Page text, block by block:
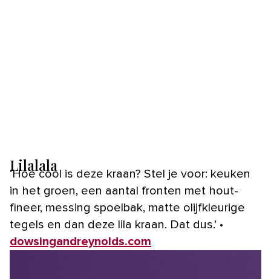
Lilalala
‘Hoe cool is deze kraan? Stel je voor: keuken
in het groen, een aantal fronten met hout-
fineer, messing spoelbak, matte olijfkleurige
tegels en dan deze lila kraan. Dat dus.’ •
dowsingandreynolds.com